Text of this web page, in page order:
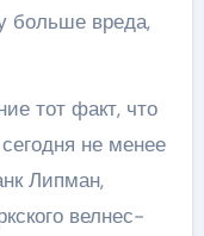
больше вреда,
тот факт, что
не менее
Липман,
велнес-